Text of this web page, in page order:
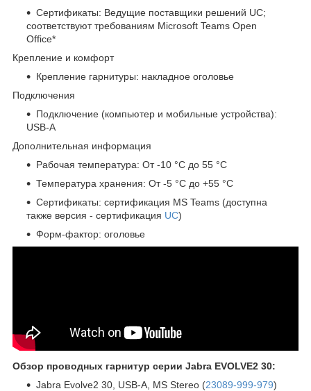
Сертификаты: Ведущие поставщики решений UC;
соответствуют требованиям Microsoft Teams Open
Office*
Крепление и комфорт
Крепление гарнитуры: накладное оголовье
Подключения
Подключение (компьютер и мобильные устройства):
USB-A
Дополнительная информация
Рабочая температура: От -10 °C до 55 °C
Температура хранения: От -5 °C до +55 °C
Сертификаты: сертификация MS Teams (доступна
также версия - сертификация UC)
Форм-фактор: оголовье
Обзор проводных гарнитур серии Jabra EVOLVE2 30:
Jabra Evolve2 30, USB-A, MS Stereo (23089-999-979)